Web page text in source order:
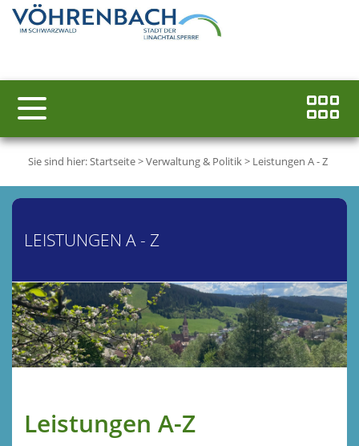
Sie sind hier:Startseite>Verwaltung & Politik> Leistungen A - Z
LEISTUNGEN A - Z
Leistungen A-Z